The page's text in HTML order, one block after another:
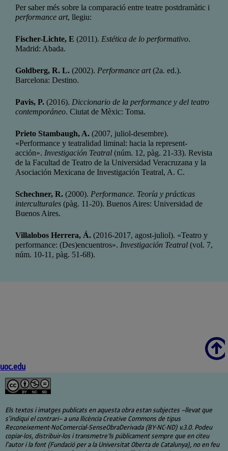
Per saber més sobre la comparació entre teatre postdramàtic i
performance art, llegiu:
Fischer-Lichte, E (2011). Estética de lo performativo.
Madrid: Abada.
Goldberg, R. L. (2002). Performance art(2a. ed.).
Barcelona: Destino.
Pavis, P. (2016). Diccionario de la performance y del teatro
contemporáneo. Ciutat de Mèxic: Toma.
Prieto Stambaugh, A. (2007, juliol-desembre).
«Performance y teatralidad liminal: hacia la represent-
acción». Investigación Teatral (núm. 12, pàg. 21-33). Revista
de la Facultad de Teatro de la Universidad Veracruzana y la
Asociación Mexicana de Investigación Teatral, A. C.
Schechner, R. (2000). Performance. Teoría y prácticas
interculturales (pàg. 11-20). Buenos Aires: Universidad de
Buenos Aires.
Villalobos Herrera, Á. (2016-2017, agost-juliol). «Teatro y
performance: (Des)encuentros». Investigación Teatral (vol. 7,
núm. 10-11, pàg. 51-68).
Scroll
uoc.edu
Els textos i imatges publicats en aquesta obra estan subjectes –llevat que
s’indiqui el contrari– a una llicència Creative Commons de tipus
Reconeixement-NoComercial-SenseObraDerivada (BY-NC-ND) v.3.0. Podeu
copiar-los, distribuir-los i transmetre'ls públicament sempre que en citeu
l’autor i la font (Fundació per a la Universitat Oberta de Catalunya), no en feu